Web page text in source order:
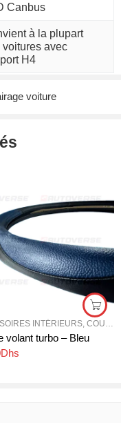
Canbus
à la plupart
voitures avec
H4
voiture
INTÉRIEURS COUVRE VOLANT
volant turbo – Bleu
Dhs